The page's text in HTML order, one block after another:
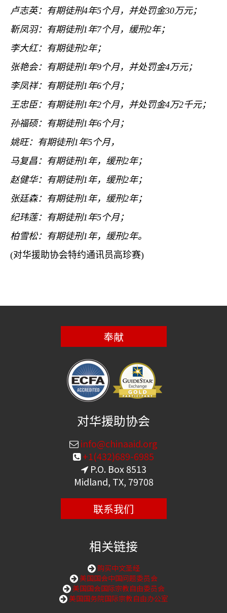
卢志英：有期徒刑4年5个月，并处罚金30万元；
靳凤羽：有期徒刑1年7个月，缓刑2年；
李大红：有期徒刑2年；
张艳会：有期徒刑1年9个月，并处罚金4万元；
李凤祥：有期徒刑1年6个月；
王忠臣：有期徒刑1年2个月，并处罚金4万2千元；
孙福硕：有期徒刑1年6个月；
姚旺：有期徒刑1年5个月，
马复昌：有期徒刑1年，缓刑2年；
赵健华：有期徒刑1年，缓刑2年；
张廷森：有期徒刑1年，缓刑2年；
纪玮莲：有期徒刑1年5个月；
柏雪松：有期徒刑1年，缓刑2年。
(对华援助协会特约通讯员高珍赛)
奉献
对华援助协会
info@chinaaid.org
+1(432)689-6985
P.O. Box 8513
Midland, TX, 79708
联系我们
相关链接
购买中文圣经
美国国会中国问题委员会
美国国会国际宗教自由委员会
美国国务院国际宗教自由办公室